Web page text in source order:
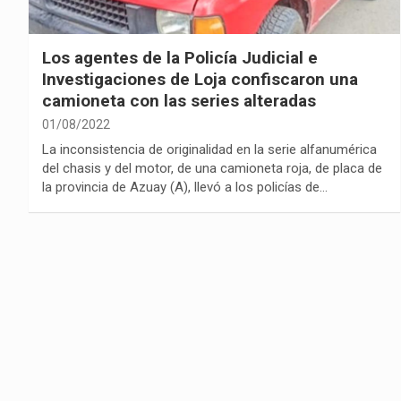
Los agentes de la Policía Judicial e
Investigaciones de Loja confiscaron una
camioneta con las series alteradas
01/08/2022
La inconsistencia de originalidad en la serie alfanumérica
del chasis y del motor, de una camioneta roja, de placa de
la provincia de Azuay (A), llevó a los policías de…